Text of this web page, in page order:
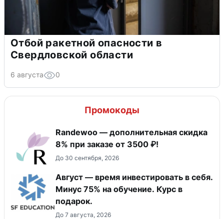
Отбой ракетной опасности в
Свердловской области
6 августа 0
Промокоды
Randewoo — дополнительная скидка
8% при заказе от 3500 ₽!
До 30 сентября, 2026
Август — время инвестировать в себя.
Минус 75% на обучение. Курс в
подарок.
До 7 августа, 2026